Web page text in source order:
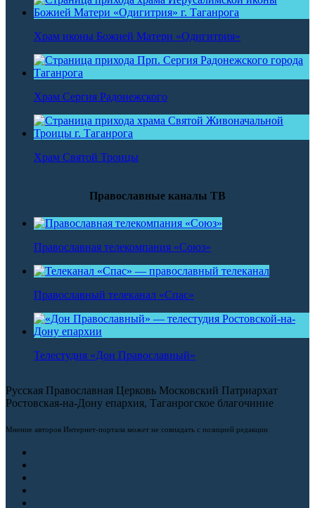
Храм иконы Божией Матери «Одигитрия»
Храм Сергия Радонежского
Храм Святой Троицы
Православные каналы ТВ
Православная телекомпания «Союз»
Православный телеканал «Спас»
Телестудия «Дон Православный»
Русская Православная Церковь Московский Патриархат
Ростовская-на-Дону епархия, Таганрогское благочиние
Мнение авторов Интернет-портала может не совпадать с позицией редакции